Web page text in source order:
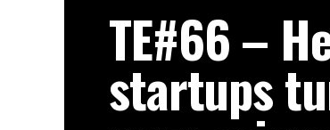
TE#66 –
startups